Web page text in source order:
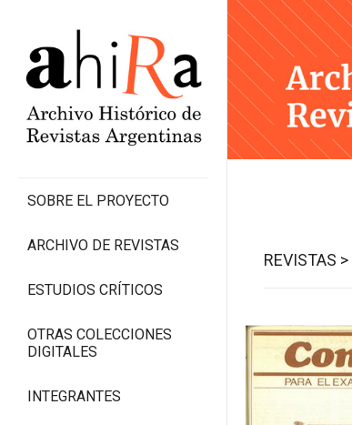
SOBRE EL PROYECTO
ARCHIVO DE REVISTAS
ESTUDIOS CRÍTICOS
OTRAS COLECCIONES
DIGITALES
INTEGRANTES
REVISTAS >